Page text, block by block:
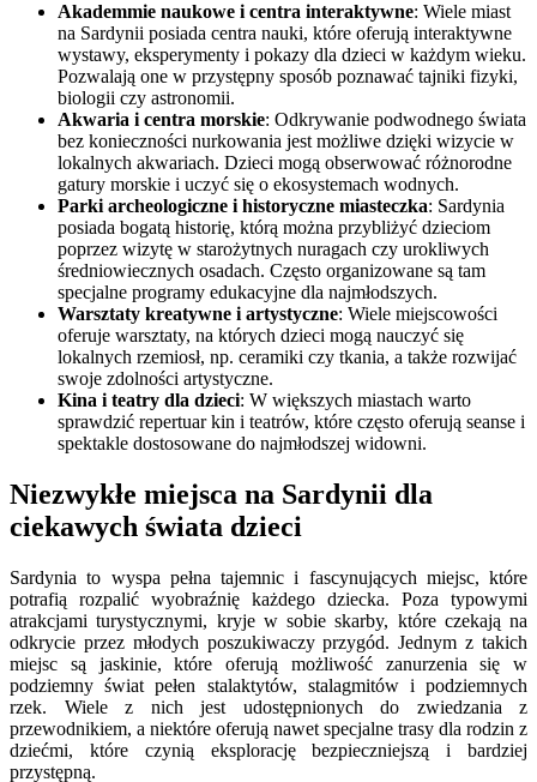
Akademmie naukowe i centra interaktywne: Wiele miast
na Sardynii posiada centra nauki, które oferują interaktywne
wystawy, eksperymenty i pokazy dla dzieci w każdym wieku.
Pozwalają one w przystępny sposób poznawać tajniki fizyki,
biologii czy astronomii.
Akwaria i centra morskie: Odkrywanie podwodnego świata
bez konieczności nurkowania jest możliwe dzięki wizycie w
lokalnych akwariach. Dzieci mogą obserwować różnorodne
gatury morskie i uczyć się o ekosystemach wodnych.
Parki archeologiczne i historyczne miasteczka: Sardynia
posiada bogatą historię, którą można przybliżyć dzieciom
poprzez wizytę w starożytnych nuragach czy urokliwych
średniowiecznych osadach. Często organizowane są tam
specjalne programy edukacyjne dla najmłodszych.
Warsztaty kreatywne i artystyczne: Wiele miejscowości
oferuje warsztaty, na których dzieci mogą nauczyć się
lokalnych rzemiosł, np. ceramiki czy tkania, a także rozwijać
swoje zdolności artystyczne.
Kina i teatry dla dzieci: W większych miastach warto
sprawdzić repertuar kin i teatrów, które często oferują seanse i
spektakle dostosowane do najmłodszej widowni.
Niezwykłe miejsca na Sardynii dla
ciekawych świata dzieci
Sardynia to wyspa pełna tajemnic i fascynujących miejsc, które
potrafią rozpalić wyobraźnię każdego dziecka. Poza typowymi
atrakcjami turystycznymi, kryje w sobie skarby, które czekają na
odkrycie przez młodych poszukiwaczy przygód. Jednym z takich
miejsc są jaskinie, które oferują możliwość zanurzenia się w
podziemny świat pełen stalaktytów, stalagmitów i podziemnych
rzek. Wiele z nich jest udostępnionych do zwiedzania z
przewodnikiem, a niektóre oferują nawet specjalne trasy dla rodzin z
dziećmi, które czynią eksplorację bezpieczniejszą i bardziej
przystępną.